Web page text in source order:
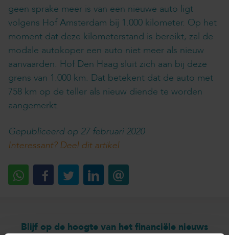
geen sprake meer is van een nieuwe auto ligt
volgens Hof Amsterdam bij 1.000 kilometer. Op het
moment dat deze kilometerstand is bereikt, zal de
modale autokoper een auto niet meer als nieuw
aanvaarden. Hof Den Haag sluit zich aan bij deze
grens van 1.000 km. Dat betekent dat de auto met
758 km op de teller als nieuw diende te worden
aangemerkt.
Gepubliceerd op 27 februari 2020
Interessant? Deel dit artikel
Blijf op de hoogte van het financiële nieuws